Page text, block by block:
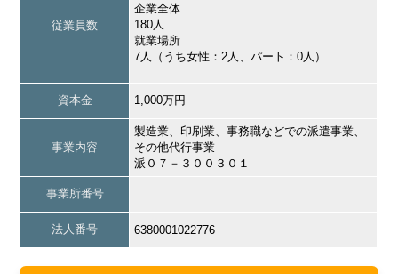
従業員数
企業全体
180人
就業場所
7人（うち女性：2人、パート：0人）
資本金 1,000万円
事業内容
製造業、印刷業、事務職などでの派遣事業、
その他代行事業
派０７－３００３０１
事業所番号
法人番号 6380001022776